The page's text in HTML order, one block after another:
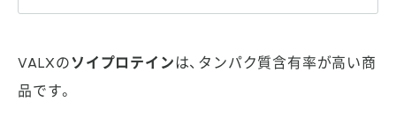
VALXのソイプロテインは、タンパク質含有率が高い商
品です。